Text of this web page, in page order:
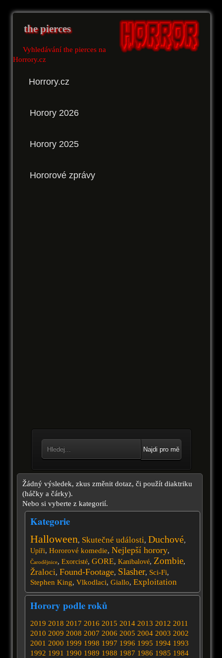
the pierces
Vyhledávání the pierces na
Horrory.cz
Horrory.cz
Horory 2026
Horory 2025
Hororové zprávy
Najdi pro mě
Žádný výsledek, zkus změnit dotaz, či použít diaktriku
(háčky a čárky).
Nebo si vyberte z kategorií.
Kategorie
Halloween, Skutečné události, Duchové,
Upíři, Hororové komedie, Nejlepší horory,
Čarodějnice, Exorcisté, GORE, Kanibalové, Zombie,
Žraloci, Found-Footage, Slasher, Sci-Fi,
Stephen King, Vlkodlaci, Giallo, Exploitation
Horory podle roků
2019 2018 2017 2016 2015 2014 2013 2012 2011
2010 2009 2008 2007 2006 2005 2004 2003 2002
2001 2000 1999 1998 1997 1996 1995 1994 1993
1992 1991 1990 1989 1988 1987 1986 1985 1984